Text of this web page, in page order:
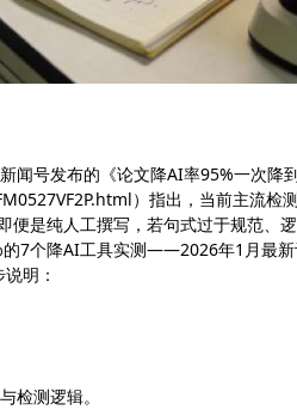
闻号发布的《论文降AI率95%一次
）指出，当前主流检
便是纯人工撰写，若句式过于规范、
7个降AI工具实测——2026年1月最新
明：
检测逻辑。